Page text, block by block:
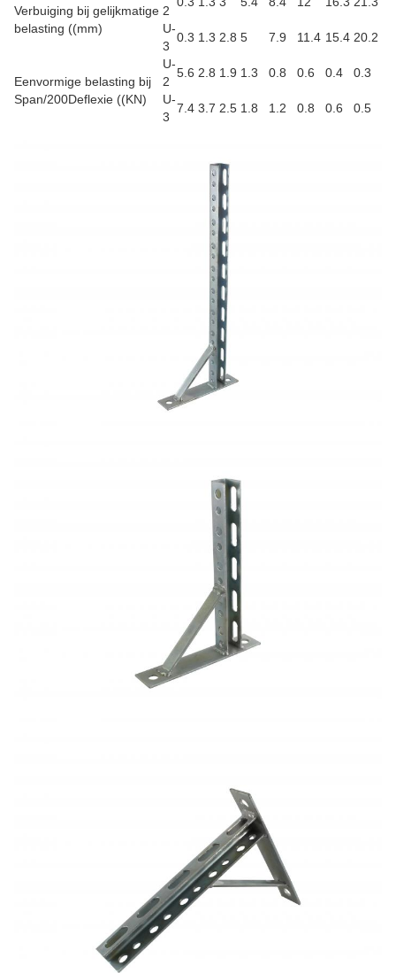
Verbuiging bij gelijkmatige
belasting ((mm)
2
U-
3
0.3 1.3 2.8 5 7.9 11.4 15.4 20.2
Eenvormige belasting bij
Span/200Deflexie ((KN)
U-
2
5.6 2.8 1.9 1.3 0.8 0.6 0.4
0.3
U-
3
7.4 3.7 2.5 1.8 1.2 0.8 0.6 0.5